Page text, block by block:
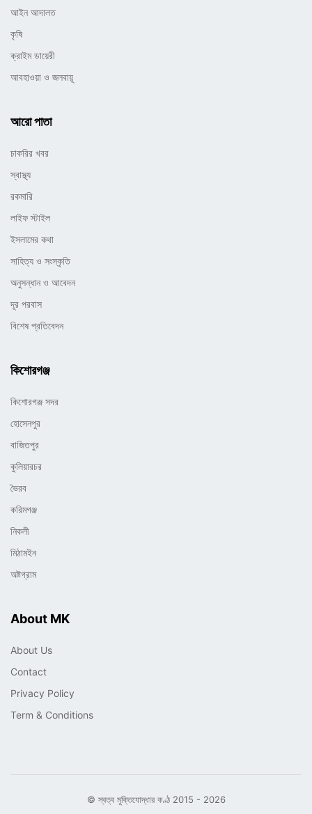
আইন আদালত
কৃষি
ক্রাইম ডায়েরী
আবহাওয়া ও জলবায়ূ
আরো পাতা
চাকরির খবর
স্বাস্থ্য
রকমারি
লাইফ স্টাইল
ইসলামের কথা
সাহিত্য ও সংস্কৃতি
অনুসন্ধান ও আবেদন
দূর পরবাস
বিশেষ প্রতিবেদন
কিশোরগঞ্জ
কিশোরগঞ্জ সদর
হোসেনপুর
বাজিতপুর
কুলিয়ারচর
ভৈরব
করিমগঞ্জ
নিকলী
মিঠামইন
অষ্টগ্রাম
About MK
About Us
Contact
Privacy Policy
Term & Conditions
© স্বত্ব মুক্তিযোদ্ধার কণ্ঠ 2015 - 2026